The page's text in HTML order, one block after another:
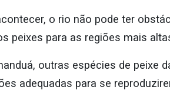
o rio não pode ter
peixes para as regiões mais
outras espécies de peixe
adequadas para se